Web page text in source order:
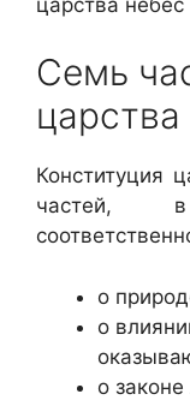
Семь
царства
Конституция
частей,
о
о
о